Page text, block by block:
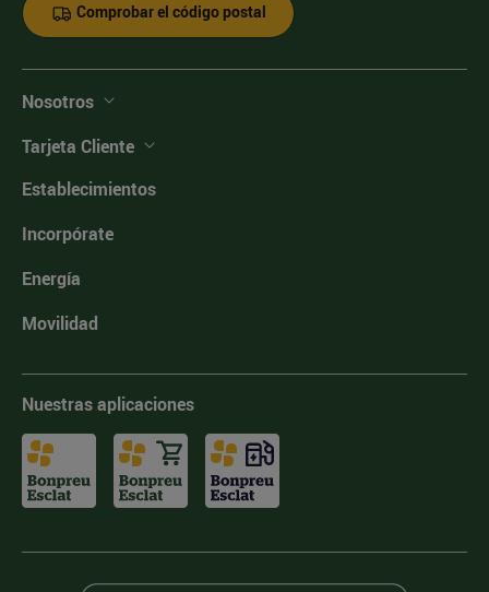
Comprobar el código postal
Nosotros
Tarjeta Cliente
Establecimientos
Incorpórate
Energía
Movilidad
Nuestras aplicaciones